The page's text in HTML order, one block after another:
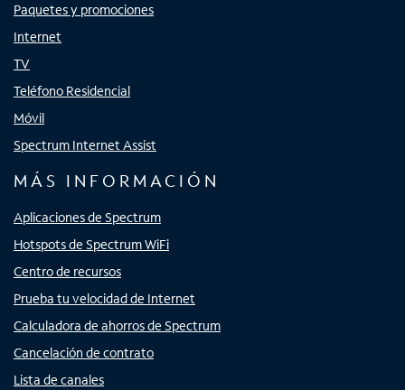
Paquetes y promociones
Internet
TV
Teléfono Residencial
Móvil
Spectrum Internet Assist
MÁS INFORMACIÓN
Aplicaciones de Spectrum
Hotspots de Spectrum WiFi
Centro de recursos
Prueba tu velocidad de Internet
Calculadora de ahorros de Spectrum
Cancelación de contrato
Lista de canales